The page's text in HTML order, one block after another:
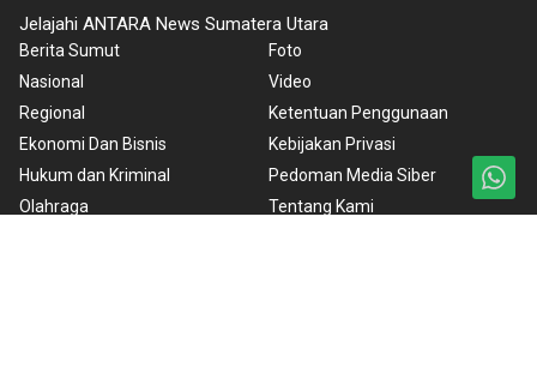
Jelajahi ANTARA News Sumatera Utara
Berita Sumut
Nasional
Regional
Ekonomi Dan Bisnis
Hukum dan Kriminal
Olahraga
Foto
Video
Ketentuan Penggunaan
Kebijakan Privasi
Pedoman Media Siber
Tentang Kami